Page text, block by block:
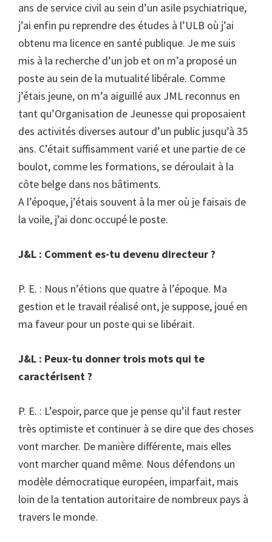
ans de service civil au sein d’un asile psychiatrique,
j’ai enfin pu reprendre des études à l’ULB où j’ai
obtenu ma licence en santé publique. Je me suis
mis à la recherche d’un job et on m’a proposé un
poste au sein de la mutualité libérale. Comme
j’étais jeune, on m’a aiguillé aux JML reconnus en
tant qu’Organisation de Jeunesse qui proposaient
des activités diverses autour d’un public jusqu’à 35
ans. C’était suffisamment varié et une partie de ce
boulot, comme les formations, se déroulait à la
côte belge dans nos bâtiments.
A l’époque, j’étais souvent à la mer où je faisais de
la voile, j’ai donc occupé le poste.
J&L : Comment es-tu devenu directeur ?
P. E. : Nous n’étions que quatre à l’époque. Ma
gestion et le travail réalisé ont, je suppose, joué en
ma faveur pour un poste qui se libérait.
J&L : Peux-tu donner trois mots qui te
caractérisent ?
P. E. : L’espoir, parce que je pense qu’il faut rester
très optimiste et continuer à se dire que des choses
vont marcher. De manière différente, mais elles
vont marcher quand même. Nous défendons un
modèle démocratique européen, imparfait, mais
loin de la tentation autoritaire de nombreux pays à
travers le monde.